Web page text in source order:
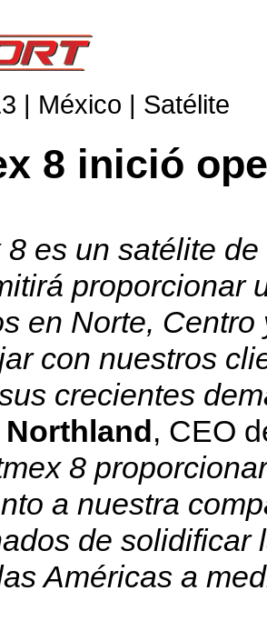
| México | Satélite
8 inició
8 es un satélite
proporcionar
en Norte,
con nuestros
crecientes
, CEO
8
a nuestra
de solidificar
Américas a